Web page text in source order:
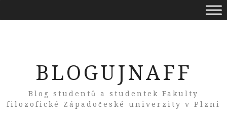
BLOGUJNAFF
Blog studentů a studentek Fakulty
filozofické Západočeské univerzity v Plzni